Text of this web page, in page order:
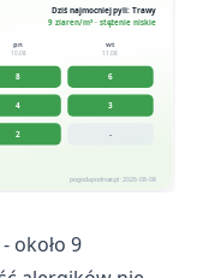
Dziś najmocniej pyli: Trawy
9 ziaren/m³ · stężenie niskie
pn
10.08
wt
11.08
8 6
4 3
2 -
pogodapodroze.pl · 2026-08-08
około 9